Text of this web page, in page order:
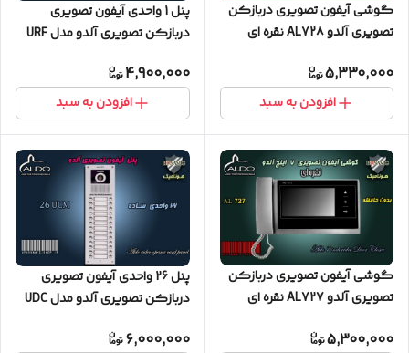
گوشی آیفون تصویری دربازکن
تصویری آلدو AL728 نقره ای
5,330,000
افزودن به سبد
پنل 1 واحدی آیفون تصویری
دربازکن تصویری آلدو مدل URF
4,900,000
افزودن به سبد
گوشی آیفون تصویری دربازکن
تصویری آلدو AL727 نقره ای
5,300,000
پنل 26 واحدی آیفون تصویری
دربازکن تصویری آلدو مدل UDC
6,000,000